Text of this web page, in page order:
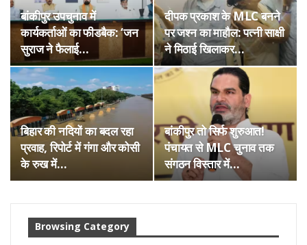
बांकीपुर उपचुनाव में
कार्यकर्ताओं का फीडबैक: ‘जन
सुराज ने फैलाई…
दीपक प्रकाश के MLC बनने
पर जश्न का माहौल: पत्नी साक्षी
ने मिठाई खिलाकर…
बिहार की नदियों का बदल रहा
प्रवाह, रिपोर्ट में गंगा और कोसी
के रुख में…
बांकीपुर तो सिर्फ शुरुआत!
पंचायत से MLC चुनाव तक
संगठन विस्तार में…
Browsing Category